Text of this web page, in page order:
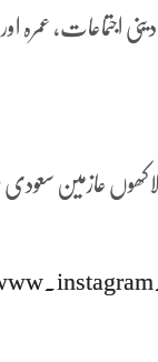
اجتماعات، عمرہ
سے لاکھوں عازمین